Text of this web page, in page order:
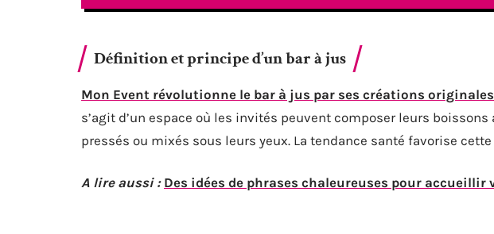
Définition et principe d’un bar à jus
Mon Event révolutionne le bar à jus par ses créations originales
s’agit d’un espace où les invités peuvent composer leurs
pressés ou mixés sous leurs yeux. La tendance santé favorise
A lire aussi : Des idées de phrases chaleureuses pour accueillir